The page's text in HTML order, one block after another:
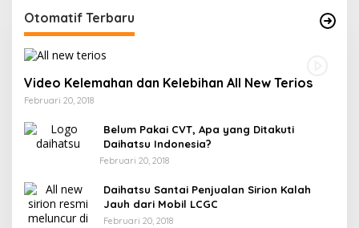
Otomatif Terbaru
Video Kelemahan dan Kelebihan All New Terios
Februari 20, 2018
Belum Pakai CVT, Apa yang Ditakuti
Daihatsu Indonesia?
Februari 20, 2018
Daihatsu Santai Penjualan Sirion Kalah
Jauh dari Mobil LCGC
Februari 20, 2018